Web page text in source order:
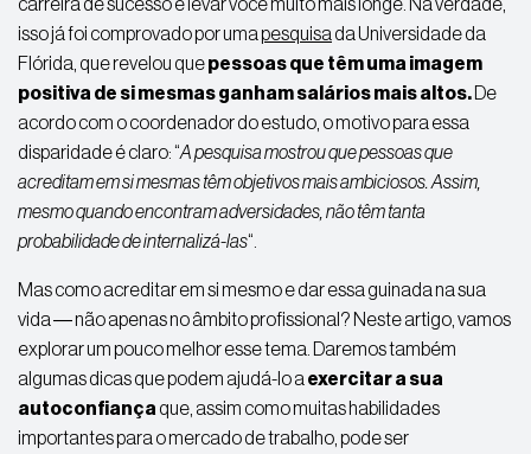
isso já foi comprovado por uma pesquisa da Universidade da
Flórida, que revelou quepessoas que têm uma imagem
positiva de si mesmas ganham salários mais altos.De
acordo com o coordenador do estudo, o motivo para essa
disparidade é claro: “A pesquisa mostrou que pessoas que
acreditam em si mesmas têm objetivos mais ambiciosos. Assim,
mesmo quando encontram adversidades, não têm tanta
probabilidade de internalizá-las“.
Mas como acreditar em si mesmo e dar essa guinada na sua
vida ― não apenas no âmbito profissional? Neste artigo, vamos
explorar um pouco melhor esse tema. Daremos também
algumas dicas que podem ajudá-lo a exercitar a sua
autoconfiançaque, assim como muitas habilidades
importantes para o mercado de trabalho, pode ser